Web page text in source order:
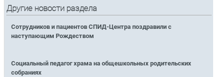
Другие новости раздела
Сотрудников и пациентов СПИД-Центра поздравили с
наступающим Рождеством
Социальный педагог храма на общешкольных родительских
собраниях